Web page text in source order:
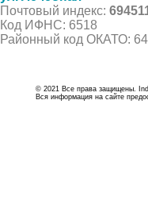
Почтовый индекс:
Код ИФНС: 6518
Районный код ОКАТО:
© 2021 Все права защищены.
Вся информация на сайте